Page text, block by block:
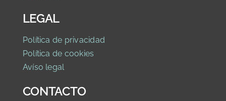
LEGAL
Política de privacidad
Política de cookies
Avíso legal
CONTACTO